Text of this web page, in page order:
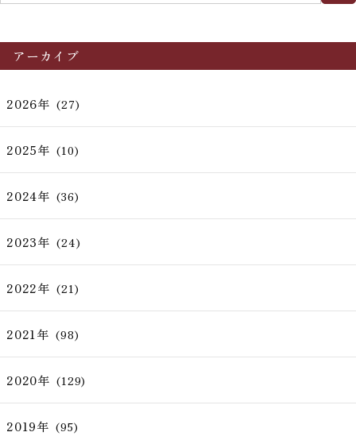
アーカイブ
2026年 (27)
2025年 (10)
2024年 (36)
2023年 (24)
2022年 (21)
2021年 (98)
2020年 (129)
2019年 (95)